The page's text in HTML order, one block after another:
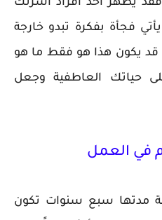
يظهر أحد أفراد أسرتك
فجأة بفكرة تبدو خارجة
يكون هذا هو فقط ما هو
حياتك العاطفية وجعل
في العمل
مدتها سبع سنوات تكون